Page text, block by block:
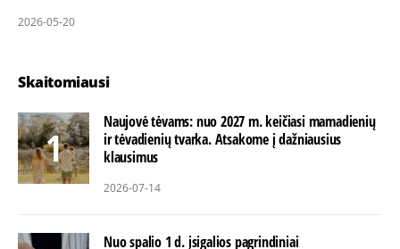
2026-05-20
Skaitomiausi
Naujovė tėvams: nuo 2027 m. keičiasi mamadienių
ir tėvadienių tvarka. Atsakome į dažniausius
klausimus
2026-07-14
Nuo spalio 1 d. įsigalios pagrindiniai